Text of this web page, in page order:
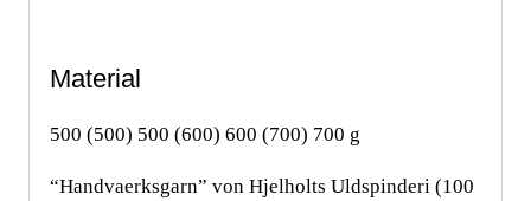
Material
500 (500) 500 (600) 600 (700) 700 g
“Handvaerksgarn” von Hjelholts Uldspinderi (100